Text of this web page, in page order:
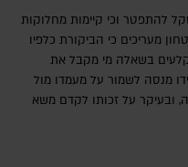
להתפטר וכי קיימות מחלוקות
מעריכים כי הביקורת כלפיו
בשאלה מי מקבל את
מנסה לשמור על מעמדו מול
ובעיקר על זכותו לקדם משא